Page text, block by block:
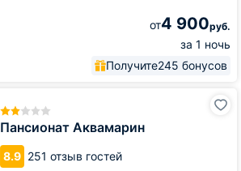
от4 900руб.
за 1 ночь
Получите245 бонусов
Пансионат Аквамарин
8.9 251 отзыв гостей